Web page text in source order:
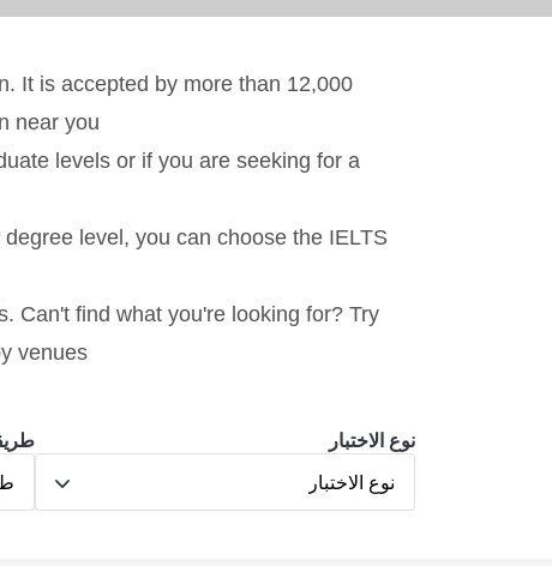
It is accepted by more than 12,000
near you.
levels or if you are seeking for a
level, you can choose the IELTS
Can't find what you're looking for? Try
venues.
نوع الاختبار
نوع الاختبار